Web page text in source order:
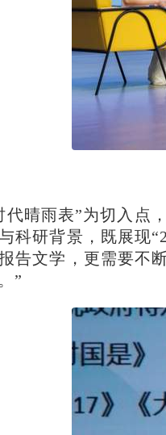
晴雨表”为切入点
科研背景，既展现
告文学，更需要不
”